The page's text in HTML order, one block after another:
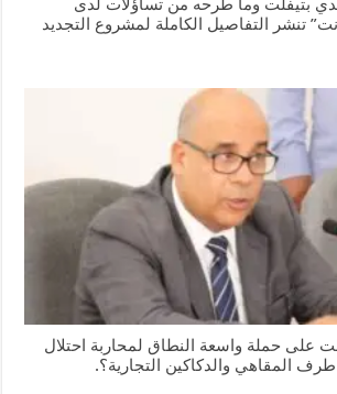
بتيفلت وما طرحه من تساؤلات لدى
تنشر التفاصيل الكاملة لمشروع التجديد
على حملة واسعة النطاق لمحاربة احتلال
المقاهي والدكاكين التجارية؟.